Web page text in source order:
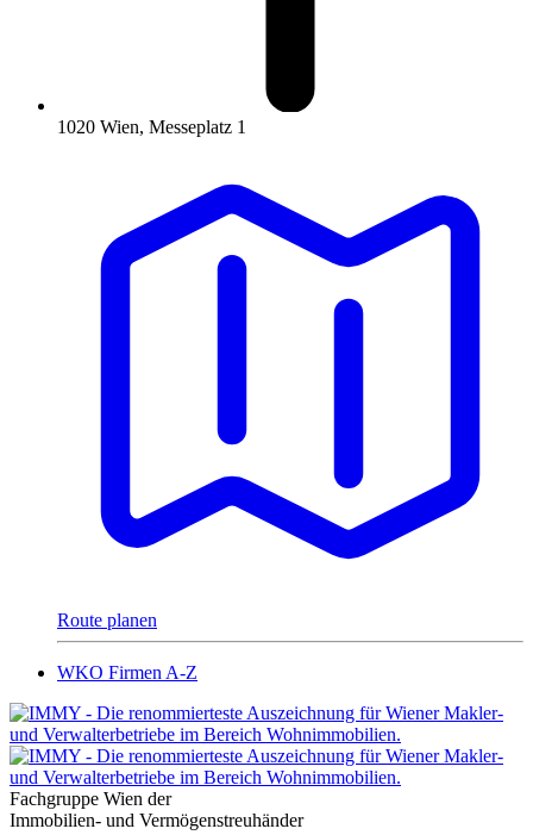
1020 Wien, Messeplatz 1
Route planen
WKO Firmen A-Z
Fachgruppe Wien der
Immobilien- und Vermögenstreuhänder